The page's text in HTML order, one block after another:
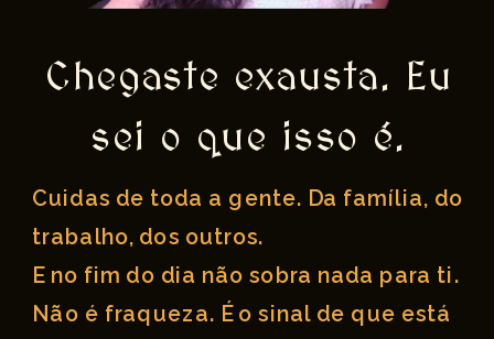
Cuidas de toda a gente. Da família, do
trabalho, dos outros.
E no fim do dia não sobra nada para ti.
Não é fraqueza. É o sinal de que está
Chegaste exausta. Eu
sei o que isso é.